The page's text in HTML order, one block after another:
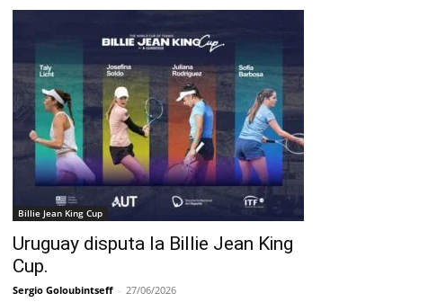
Billie Jean King Cup
Uruguay disputa la Billie Jean King
Cup.
Sergio Goloubintseff - 27/06/2026